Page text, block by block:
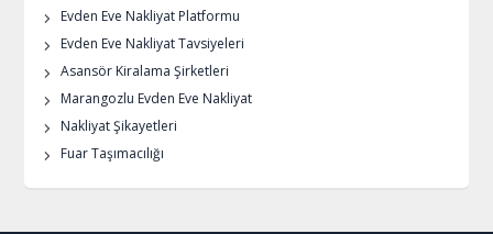
Evden Eve Nakliyat Platformu
Evden Eve Nakliyat Tavsiyeleri
Asansör Kiralama Şirketleri
Marangozlu Evden Eve Nakliyat
Nakliyat Şikayetleri
Fuar Taşımacılığı